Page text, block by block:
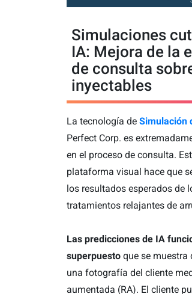
Simulaciones
IA: Mejora de la
de consulta
inyectables
La tecnología de Simulación
Perfect Corp. es
en el proceso de consulta.
plataforma visual hace que
los resultados esperados de
tratamientos relajantes de
Las predicciones de IA
superpuestoque se muestra
una fotografía del cliente
aumentada (RA). El cliente